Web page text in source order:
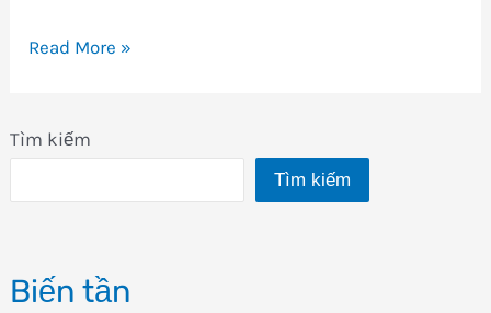
Tìm kiếm
Tìm kiếm
Biến tần
Sửa
bán
NVF2G
Read More »